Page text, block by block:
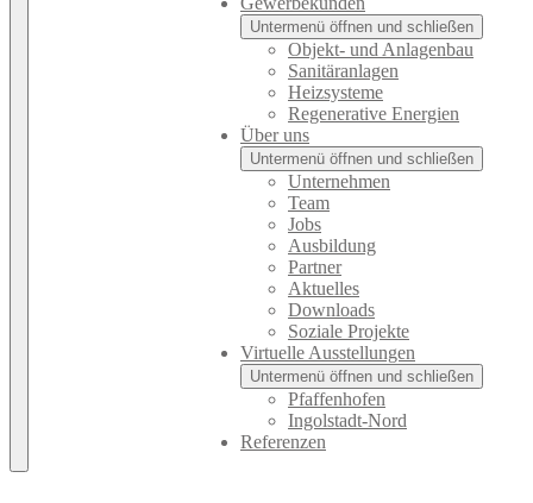
Untermenü öffnen und schließen
Objekt- und Anlagenbau
Sanitäranlagen
Heizsysteme
Regenerative Energien
Über uns
Untermenü öffnen und schließen
Unternehmen
Team
Jobs
Ausbildung
Partner
Aktuelles
Downloads
Soziale Projekte
Virtuelle Ausstellungen
Untermenü öffnen und schließen
Pfaffenhofen
Ingolstadt-Nord
Referenzen